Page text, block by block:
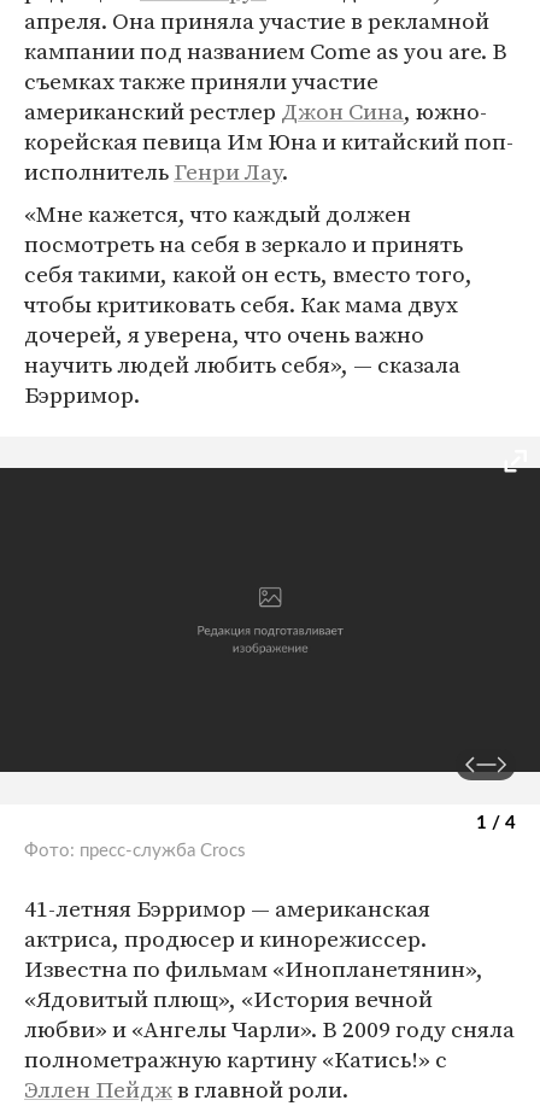
апреля. Она приняла участие в рекламной
кампании под названием Come as you are. В
съемках также приняли участие
американский рестлер Джон Сина, южно-
корейская певица Им Юна и китайский поп-
исполнительГенри Лау.
«Мне кажется, что каждый должен
посмотреть на себя в зеркало и принять
себя такими, какой он есть, вместо того,
чтобы критиковать себя. Как мама двух
дочерей, я уверена, что очень важно
научить людей любить себя», — сказала
Бэрримор.
1 / 4
Фото: пресс-служба Crocs
41-летняя Бэрримор — американская
актриса, продюсер и кинорежиссер.
Известна по фильмам «Инопланетянин»,
«Ядовитый плющ», «История вечной
любви» и «Ангелы Чарли». В 2009 году сняла
полнометражную картину «Катись!» с
Эллен Пейджв главной роли.